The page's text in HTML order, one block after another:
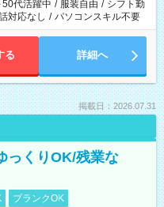
代活躍中 / 服装自由 / シフト勤
対応なし / パソコンスキル不要
る 詳細へ
掲載日：2026.07.31
っくりOK/残業な
ブランクOK